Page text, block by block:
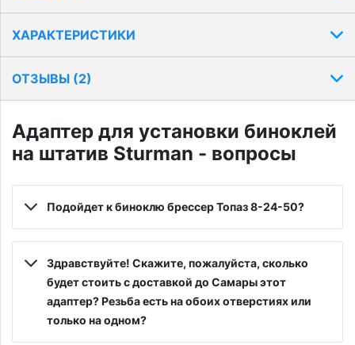
ХАРАКТЕРИСТИКИ
ОТЗЫВЫ (2)
Адаптер для установки биноклей
на штатив Sturman - вопросы
Подойдет к биноклю брессер Топаз 8-24-50?
Здравствуйте! Скажите, пожалуйста, сколько
будет стоить с доставкой до Самары этот
адаптер? Резьба есть на обоих отверстиях или
только на одном?